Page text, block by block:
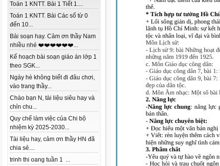
Toán 1 KNTT. Bài 1 Tiết 1....
Toán 1 KNTT. Bài Các số từ 0
đến 10...
Bài soạn hay. Cảm ơn thầy Nam
nhiều nhé ❤️❤️❤️❤️❤️❤️...
Kế hoạch bài soạn giáo án lớp 1
theo SGK...
Ngày hè không biết đi đâu chơi,
vào trang thầy...
Chào bạn N, tài liệu siêu hay và
chỉn chu...
Quy chế làm việc của Chi bộ
nhiệm kỳ 2025-2030...
Tài liệu hay, cảm ơn thầy HN đã
chia sẻ....
trinh thi oang tuần 1 ...